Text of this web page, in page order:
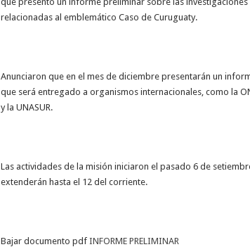
relacionadas al emblemático Caso de Curuguaty.
Anunciaron que en el mes de diciembre presentarán un
que será entregado a organismos internacionales, como la
y la UNASUR.
Las actividades de la misión iniciaron el pasado 6 de
extenderán hasta el 12 del corriente.
Bajar documento pdf INFORME PRELIMINAR